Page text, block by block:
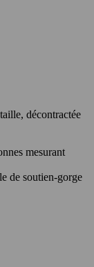
décontractée
mesurant
de soutien-gorge